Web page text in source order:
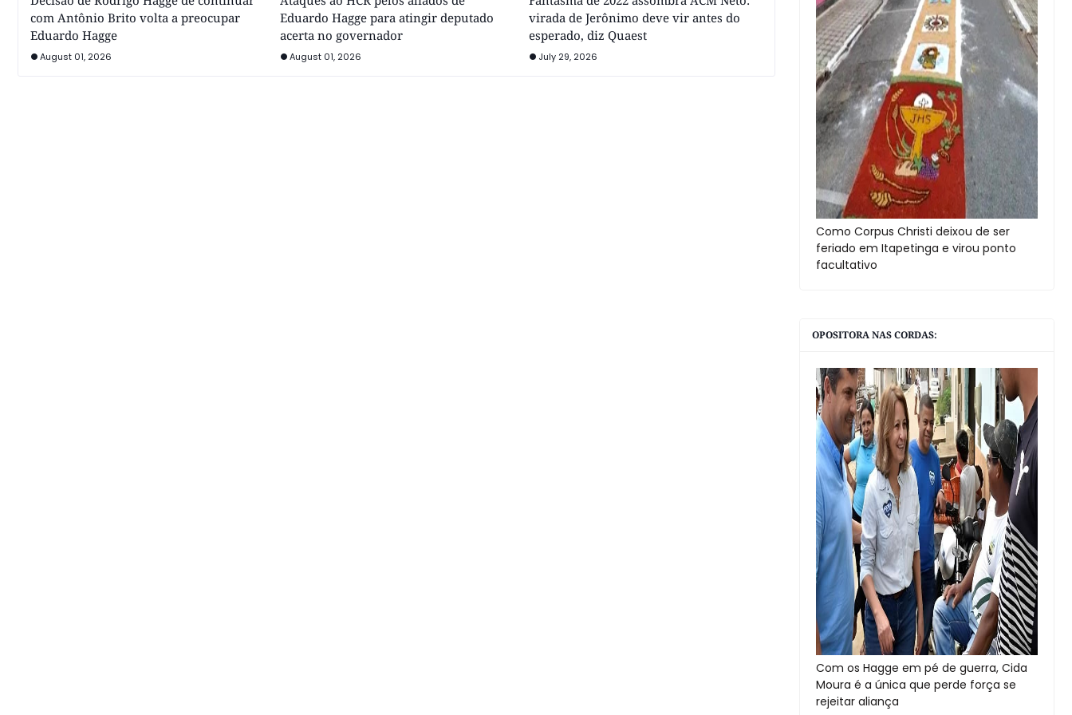
com Antônio Brito volta a preocupar
Eduardo Hagge
August 01, 2026
Eduardo Hagge para atingir deputado
acerta no governador
August 01, 2026
virada de Jerônimo deve vir antes do
esperado, diz Quaest
July 29, 2026
Como Corpus Christi deixou de ser
feriado em Itapetinga e virou ponto
facultativo
OPOSITORA NAS CORDAS:
Com os Hagge em pé de guerra, Cida
Moura é a única que perde força se
rejeitar aliança